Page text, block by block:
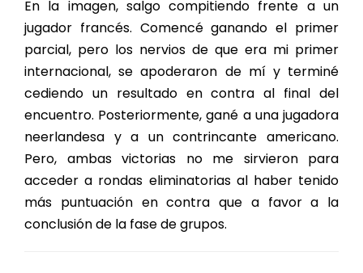
En la imagen, salgo compitiendo frente a un
jugador francés. Comencé ganando el primer
parcial, pero los nervios de que era mi primer
internacional, se apoderaron de mí y terminé
cediendo un resultado en contra al final del
encuentro. Posteriormente, gané a una jugadora
neerlandesa y a un contrincante americano.
Pero, ambas victorias no me sirvieron para
acceder a rondas eliminatorias al haber tenido
más puntuación en contra que a favor a la
conclusión de la fase de grupos.